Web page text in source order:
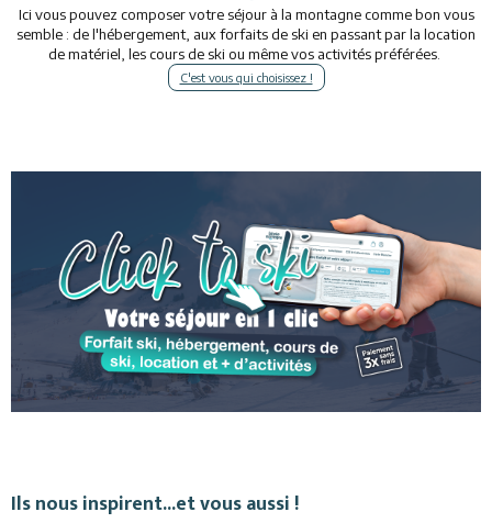
Ici vous pouvez composer votre séjour à la montagne comme bon vous
semble : de l'hébergement, aux forfaits de ski en passant par la location
de matériel, les cours de ski ou même vos activités préférées.
C'est vous qui choisissez !
Ils nous inspirent...et vous aussi !